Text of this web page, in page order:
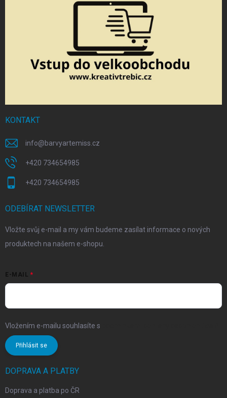
KONTAKT
info@barvyartemiss.cz
+420 734654985
+420 734654985
ODEBÍRAT NEWSLETTER
Vložte svůj e-mail a my vám budeme zasílat informace o nových
produktech na našem e-shopu.
E-MAIL
Vložením e-mailu souhlasíte s
Přihlásit se
DOPRAVA A PLATBY
Doprava a platba po ČR